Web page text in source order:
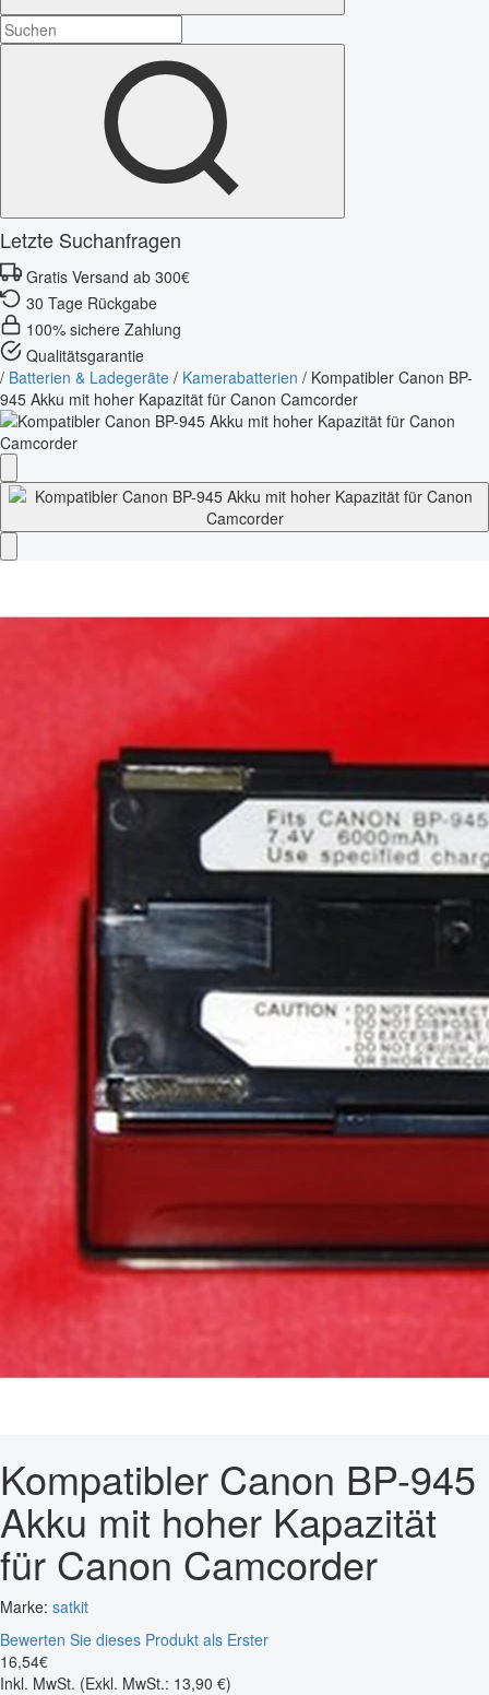
Letzte Suchanfragen
Gratis Versand ab 300€
30 Tage Rückgabe
100% sichere Zahlung
Qualitätsgarantie
/ Batterien & Ladegeräte / Kamerabatterien / Kompatibler Canon BP-
945 Akku mit hoher Kapazität für Canon Camcorder
Kompatibler Canon BP-945
Akku mit hoher Kapazität
für Canon Camcorder
Marke: satkit
Bewerten Sie dieses Produkt als Erster
16,54€
Inkl. MwSt. (Exkl. MwSt.: 13,90 €)